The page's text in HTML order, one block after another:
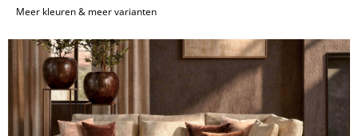
Meer kleuren & meer varianten